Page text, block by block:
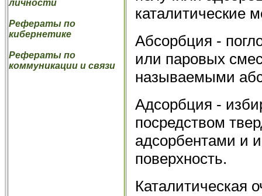
личности
Рефераты по
кибернетике
Рефераты по
коммуникации и связи
каталитические
Абсорбция -
или паровых
называемыми
Адсорбция -
посредством
адсорбентами и
поверхность.
Каталитическая